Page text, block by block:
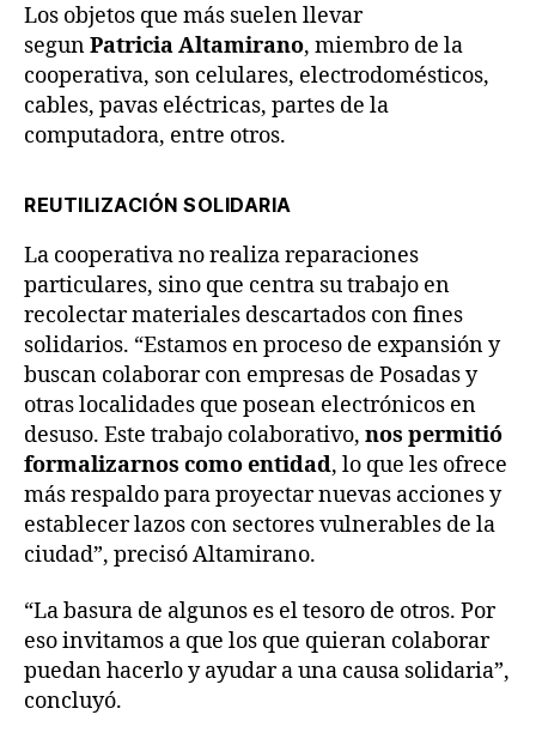
Los objetos que más suelen llevar
segunPatricia Altamirano, miembro de la
cooperativa, son celulares, electrodomésticos,
cables, pavas eléctricas, partes de la
computadora, entre otros.
REUTILIZACIÓN SOLIDARIA
La cooperativa no realiza reparaciones
particulares, sino que centra su trabajo en
recolectar materiales descartados con fines
solidarios. “Estamos en proceso de expansión y
buscan colaborar con empresas de Posadas y
otras localidades que posean electrónicos en
desuso. Este trabajo colaborativo, nos permitió
formalizarnos como entidad, lo que les ofrece
más respaldo para proyectar nuevas acciones y
establecer lazos con sectores vulnerables de la
ciudad”, precisó Altamirano.
“La basura de algunos es el tesoro de otros. Por
eso invitamos a que los que quieran colaborar
puedan hacerlo y ayudar a una causa solidaria”,
concluyó.